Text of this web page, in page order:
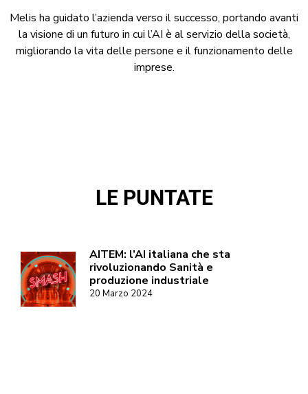
Melis ha guidato l’azienda verso il successo, portando avanti
la visione di un futuro in cui l’AI è al servizio della società,
migliorando la vita delle persone e il funzionamento delle
imprese.
LE PUNTATE
AITEM: l’AI italiana che sta
rivoluzionando Sanità e
produzione industriale
20 Marzo 2024